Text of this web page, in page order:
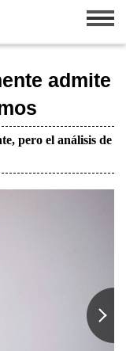
admite
pero el análisis de